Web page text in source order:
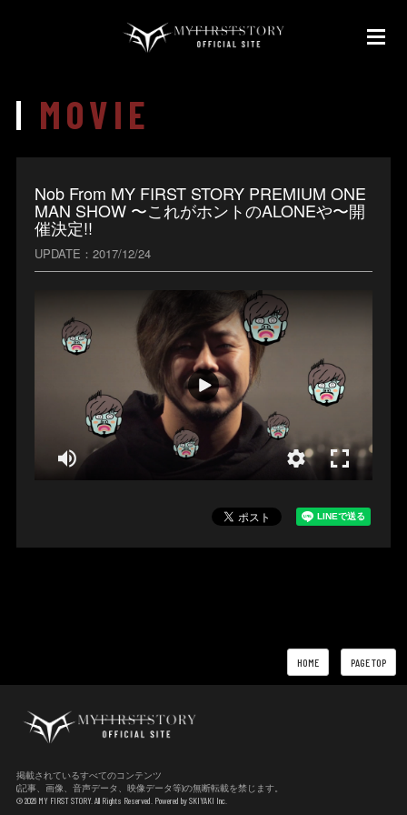
MOVIE
Nob From MY FIRST STORY PREMIUM ONE
MAN SHOW 〜これがホントのALONEや〜開
催決定!!
UPDATE 2017/12/24
HOME PAGE TOP
掲載されているすべてのコンテンツ
(記事、画像、音声データ、映像データ等)の無断転載を禁じます。
© 2026 MY FIRST STORY. All Rights Reserved. Powered bySKIYAKI Inc.